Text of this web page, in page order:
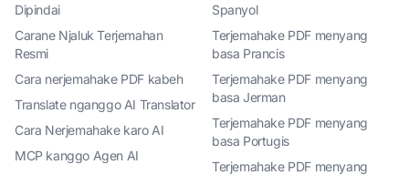
Dipindai
Carane Njaluk Terjemahan
Resmi
Cara nerjemahake PDF kabeh
Translate nganggo AI Translator
Cara Nerjemahake karo AI
MCP kanggo Agen AI
Spanyol
Terjemahake PDF menyang
basa Prancis
Terjemahake PDF menyang
basa Jerman
Terjemahake PDF menyang
basa Portugis
Terjemahake PDF menyang